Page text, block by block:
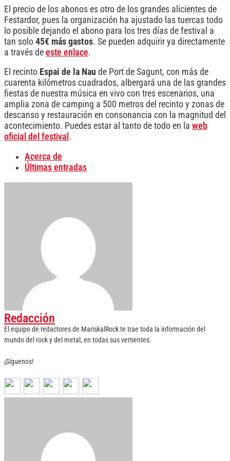
El precio de los abonos es otro de los grandes alicientes de
Festardor, pues la organización ha ajustado las tuercas todo
lo posible dejando el abono para los tres días de festival a
tan solo 45€ más gastos. Se pueden adquirir ya directamente
a través de este enlace.
El recinto Espai de la Nau de Port de Sagunt, con más de
cuarenta kilómetros cuadrados, albergará una de las grandes
fiestas de nuestra música en vivo con tres escenarios, una
amplia zona de camping a 500 metros del recinto y zonas de
descanso y restauración en consonancia con la magnitud del
acontecimiento. Puedes estar al tanto de todo en la web
oficial del festival .
Acerca de
Últimas entradas
Redacción
El equipo de redactores de MariskalRock te trae toda la información del
mundo del rock y del metal, en todas sus vertientes.
¡Síguenos!